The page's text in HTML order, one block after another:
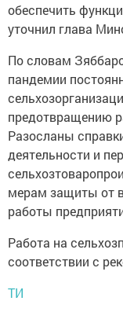
обеспечить
уточнил глава
По словам
пандемии
предотвращению
Разосланы
деятельности и
мерам защиты от
работы
Работа на
соответствии с
ТИ